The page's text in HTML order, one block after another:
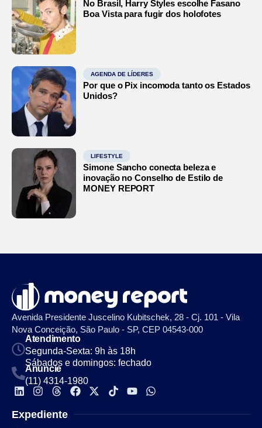
No Brasil, Harry Styles escolhe Fasano
Boa Vista para fugir dos holofotes
AGENDA DE LÍDERES
Por que o Pix incomoda tanto os Estados
Unidos?
LIFESTYLE
Simone Sancho conecta beleza e
inovação no Conselho de Estilo de
MONEY REPORT
Avenida Presidente Juscelino Kubitschek, 28 - Cj. 101 - Vila
Nova Conceição, São Paulo - SP, CEP 04543-000
Atendimento
Segunda-Sexta: 9h às 18h
Sábados e domingos: fechado
Anuncie
(11) 4314-1980
Expediente